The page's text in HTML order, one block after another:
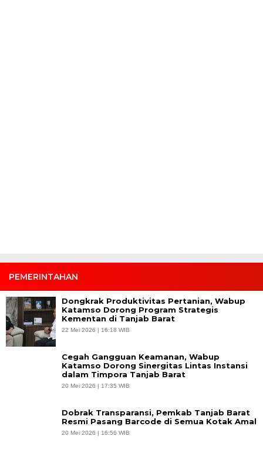
PEMERINTAHAN
Dongkrak Produktivitas Pertanian, Wabup
Katamso Dorong Program Strategis
Kementan di Tanjab Barat
22 Mei 2026 | 16:18 WIB
Cegah Gangguan Keamanan, Wabup
Katamso Dorong Sinergitas Lintas Instansi
dalam Timpora Tanjab Barat
20 Mei 2026 | 17:35 WIB
Dobrak Transparansi, Pemkab Tanjab Barat
Resmi Pasang Barcode di Semua Kotak Amal
20 Mei 2026 | 16:56 WIB